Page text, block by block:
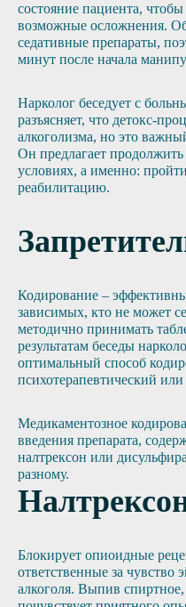
состояние пациента,
возможные осложнения.
седативные препараты,
минут после начала
Нарколог беседует с
разъясняет, что детокс-
алкоголизма, но это
Он предлагает
условиях, а именно:
реабилитацию.
Кодирование –
зависимых, кто не может
методично принимать
результатам беседы
оптимальный способ
психотерапевтический или
Медикаментозное
введения препарата,
налтрексон или
разному.
Блокирует опиоидные
ответственные за
алкоголя. Выпив